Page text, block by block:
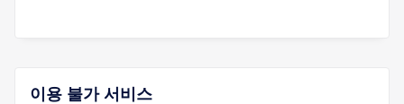
이용 불가 서비스